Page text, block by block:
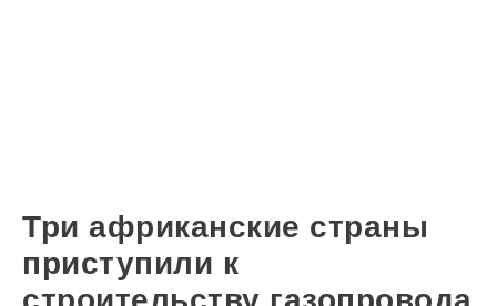
Три африканские страны
приступили к